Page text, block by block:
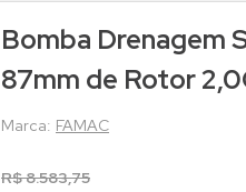
Bomba Drenagem
87mm de Rotor
FAMAC
R$8.583,75